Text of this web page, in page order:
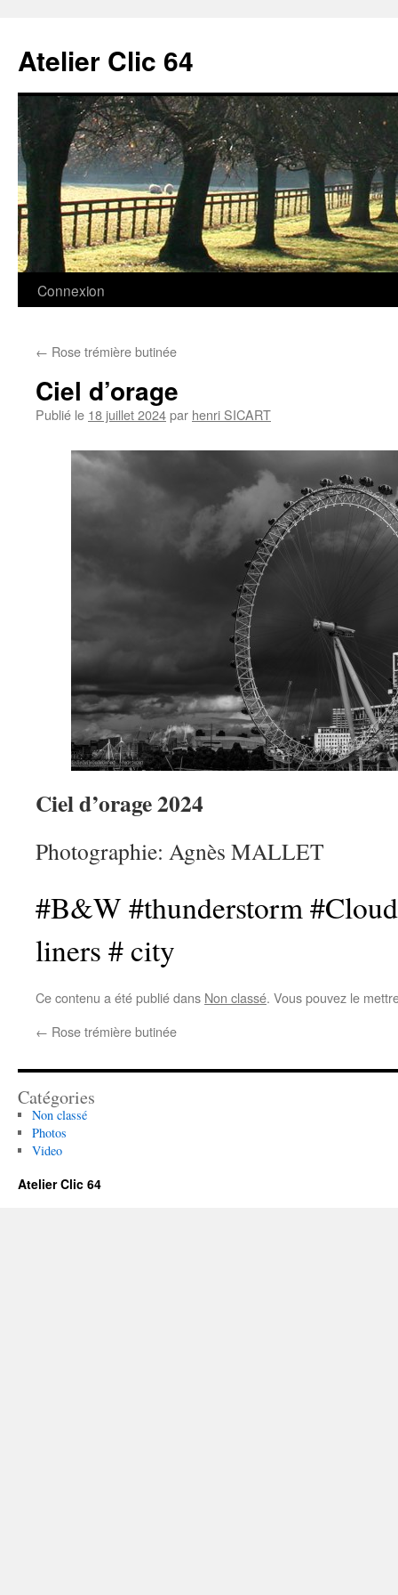
contenu
Atelier Clic 64
Connexion
← Rose trémière butinée
Ciel d’orage
Publié le 18 juillet 2024par henri SICART
Ciel d’orage 2024
Photographie: Agnès MALLET
#B&W #thunderstorm
liners # city
Ce contenu a été publié dans Non classé. Vous pouvez le
← Rose trémière butinée
Catégories
Non classé
Photos
Video
Atelier Clic 64